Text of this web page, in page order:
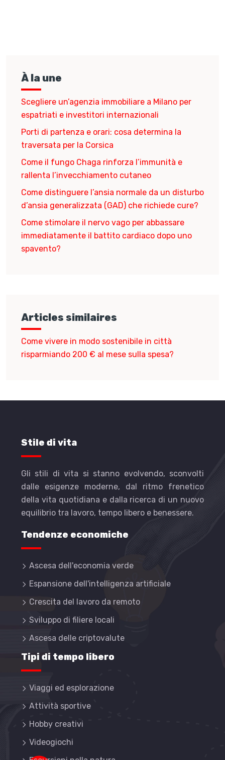
À la une
Scegliere un’agenzia immobiliare a Milano per
espatriati e investitori internazionali
Porti di partenza e orari: cosa determina la
traversata per la Corsica
Come il fungo Chaga rinforza l’immunità e
rallenta l’invecchiamento cutaneo
Come distinguere l’ansia normale da un disturbo
d’ansia generalizzata (GAD) che richiede cure?
Come stimolare il nervo vago per abbassare
immediatamente il battito cardiaco dopo uno
spavento?
Articles similaires
Come vivere in modo sostenibile in città
risparmiando 200 € al mese sulla spesa?
Stile di vita
Gli stili di vita si stanno evolvendo, sconvolti
dalle esigenze moderne, dal ritmo frenetico
della vita quotidiana e dalla ricerca di un nuovo
equilibrio tra lavoro, tempo libero e benessere.
Tendenze economiche
Ascesa dell'economia verde
Espansione dell'intelligenza artificiale
Crescita del lavoro da remoto
Sviluppo di filiere locali
Ascesa delle criptovalute
Tipi di tempo libero
Viaggi ed esplorazione
Attività sportive
Hobby creativi
Videogiochi